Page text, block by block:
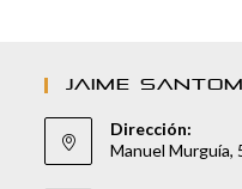
JAIME
Dirección:
Manuel Murguía,